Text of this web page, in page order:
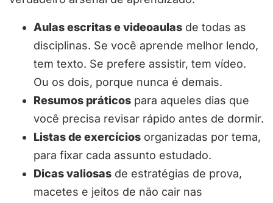
Aulas escritas e videoaulas de todas as
disciplinas. Se você aprende melhor lendo,
tem texto. Se prefere assistir, tem vídeo.
Ou os dois, porque nunca é demais.
Resumos práticos para aqueles dias que
você precisa revisar rápido antes de dormir.
Listas de exercícios organizadas por tema,
para fixar cada assunto estudado.
Dicas valiosas de estratégias de prova,
macetes e jeitos de não cair nas